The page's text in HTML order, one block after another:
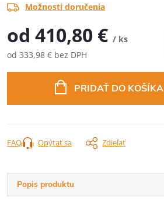
Možnosti doručenia
od 410,80 € / ks
od 333,98 € bez DPH
PRIDAŤ DO KOŠÍKA
Opýtať sa Zdieľať
FAQ
Popis produktu